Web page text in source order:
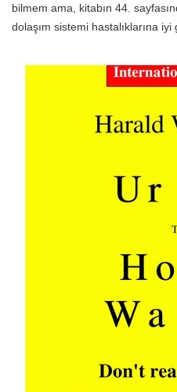
bilmem ama, kitabın 44.
dolaşım sistemi hastalıklarına iyi